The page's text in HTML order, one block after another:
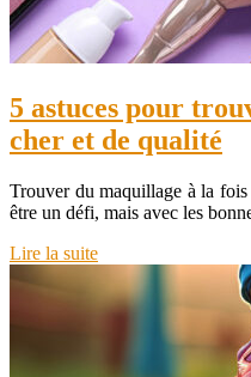
5 astuces pour
cher et de qualité
Trouver du maquillage à la
être un défi, mais avec les
Lire la suite